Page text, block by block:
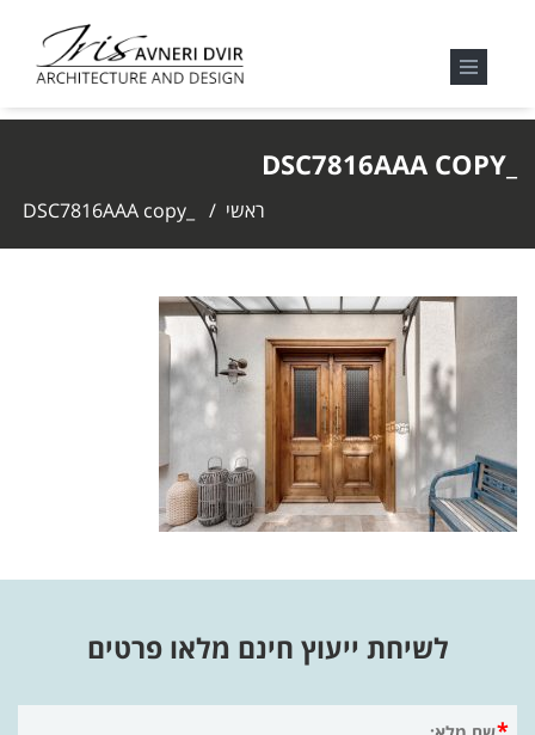
ראשי /
לשיחת ייעוץ חינם מלאו פרטים